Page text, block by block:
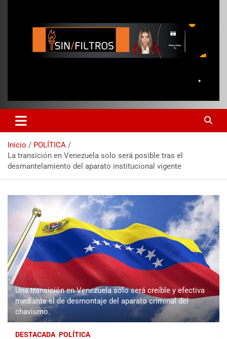
Inicio
POLÍTICA
La transición en Venezuela solo será posible tras el
desmantelamiento del aparato institucional vigente
Una transición en Venezuela solo será creíble y efectiva
mediante el de desmontaje del aparato criminal del
chavismo.
DESTACADA POLÍTICA